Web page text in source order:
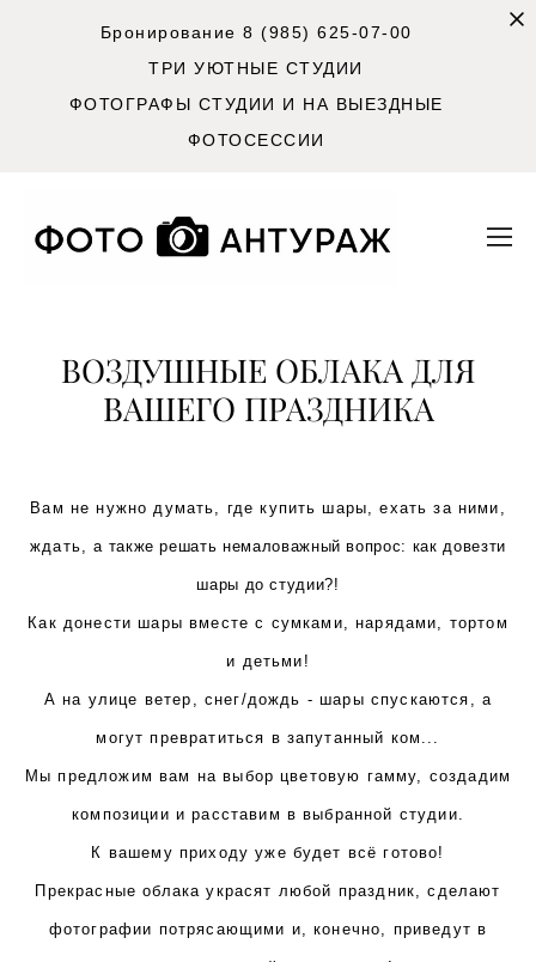
Бронирование 8 (985) 625-07-00
ТРИ УЮТНЫЕ СТУДИИ
ФОТОГРАФЫ СТУДИИ И НА ВЫЕЗДНЫЕ
ФОТОСЕССИИ
ВОЗДУШНЫЕ ОБЛАКА ДЛЯ
ВАШЕГО ПРАЗДНИКА
Вам не нужно думать, где купить шары, ехать за ними,
ждать,а также решать немаловажный вопрос: как довезти
шары до студии?!
Как донести шары вместе с сумками, нарядами, тортом
и детьми!
А на улице ветер, снег/дождь - шары спускаются, а
могут превратиться в запутанный ком...
Мы предложим вам на выбор цветовую гамму, создадим
композиции и расставим в выбранной студии.
К вашему приходу уже будет всё готово!
Прекрасные облака украсят любой праздник, сделают
фотографии потрясающими и, конечно, приведут в